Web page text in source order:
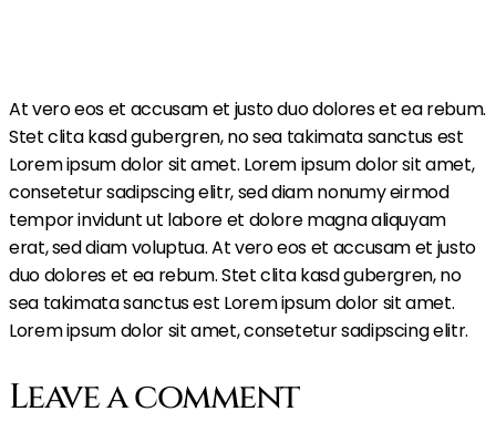
At vero eos et accusam et justo duo dolores et ea rebum.
Stet clita kasd gubergren, no sea takimata sanctus est
Lorem ipsum dolor sit amet. Lorem ipsum dolor sit amet,
consetetur sadipscing elitr, sed diam nonumy eirmod
tempor invidunt ut labore et dolore magna aliquyam
erat, sed diam voluptua. At vero eos et accusam et justo
duo dolores et ea rebum. Stet clita kasd gubergren, no
sea takimata sanctus est Lorem ipsum dolor sit amet.
Lorem ipsum dolor sit amet, consetetur sadipscing elitr.
Leave a comment